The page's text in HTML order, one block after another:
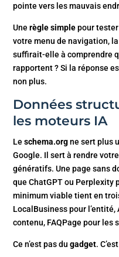
pointe vers les mauvais
Unerègle simplepour
votre menu de navigation,
suffirait-elle à comprendre
rapportent ? Si la réponse
non plus.
Données
les moteurs IA
Leschema.orgne sert plus
Google. Il sert à rendre
génératifs. Une page sans
que ChatGPT ou Perplexity
minimum viable tient en
LocalBusiness pour
contenu, FAQPage pour
Ce n’est pas dugadget.